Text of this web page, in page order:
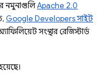
নমুনাগুলিApache 2.0
Google Developers সাইট
সংস্থার রেজিস্টার্ড